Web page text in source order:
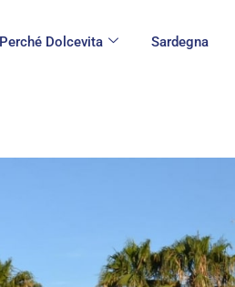
Perché Dolcevita Sardegna